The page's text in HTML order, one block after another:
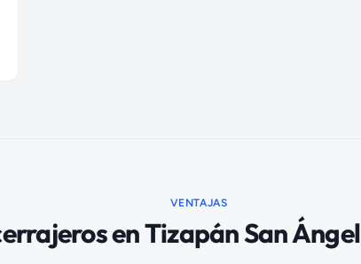
VENTAJAS
enTizapán San Ángel